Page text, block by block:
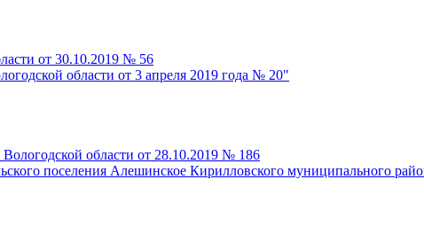
от 30.10.2019 № 56
области от 3 апреля 2019 года № 20"
области от 28.10.2019 № 186
поселения Алешинское Кирилловского муниципального